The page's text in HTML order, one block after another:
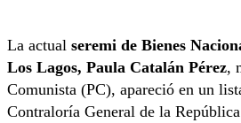
La actual seremi de Bienes
Los Lagos, Paula Catalán Pérez,
Comunista (PC), apareció en un
Contraloría General de la